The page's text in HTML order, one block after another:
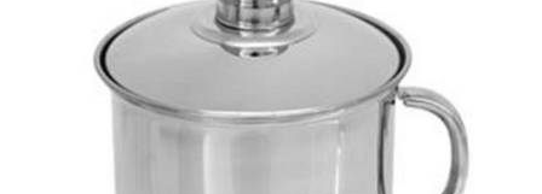
Pagamentos e Envios